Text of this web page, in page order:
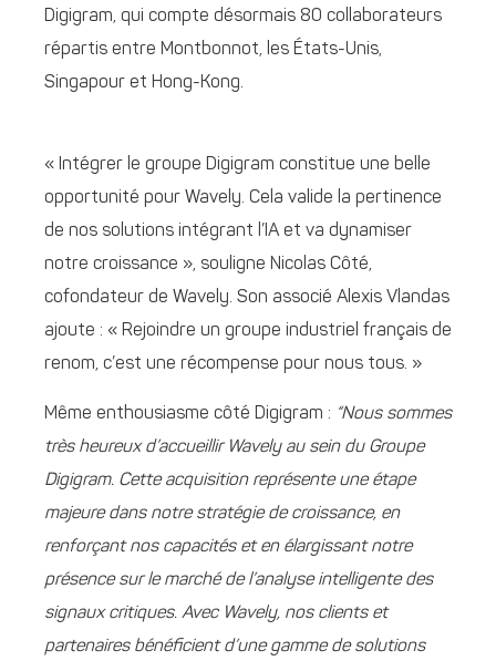
Digigram, qui compte désormais 80 collaborateurs
répartis entre Montbonnot, les États-Unis,
Singapour et Hong-Kong.
« Intégrer le groupe Digigram constitue une belle
opportunité pour Wavely. Cela valide la pertinence
de nos solutions intégrant l’IA et va dynamiser
notre croissance », souligne Nicolas Côté,
cofondateur de Wavely. Son associé Alexis Vlandas
ajoute : « Rejoindre un groupe industriel français de
renom, c’est une récompense pour nous tous. »
Même enthousiasme côté Digigram : “Nous sommes
très heureux d’accueillir Wavely au sein du Groupe
Digigram. Cette acquisition représente une étape
majeure dans notre stratégie de croissance, en
renforçant nos capacités et en élargissant notre
présence sur le marché de l’analyse intelligente des
signaux critiques. Avec Wavely, nos clients et
partenaires bénéficient d’une gamme de solutions